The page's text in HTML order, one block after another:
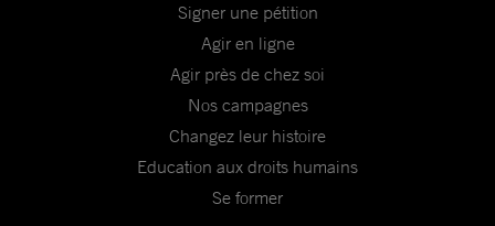
Signer une pétition
Agir en ligne
Agir près de chez soi
Nos campagnes
Changez leur histoire
Education aux droits humains
Se former